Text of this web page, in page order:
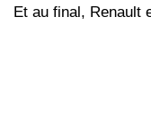
Et au final, Renault